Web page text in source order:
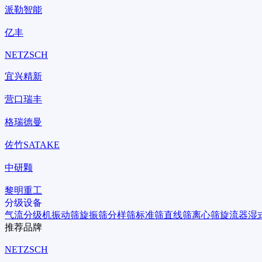
派勒智能
亿丰
NETZSCH
宜兴精新
营口瑞丰
格瑞德曼
佐竹SATAKE
中研颗
黎明重工
分级设备
气流分级机振动筛旋振筛分样筛标准筛直线筛离心筛旋流器湿
推荐品牌
NETZSCH